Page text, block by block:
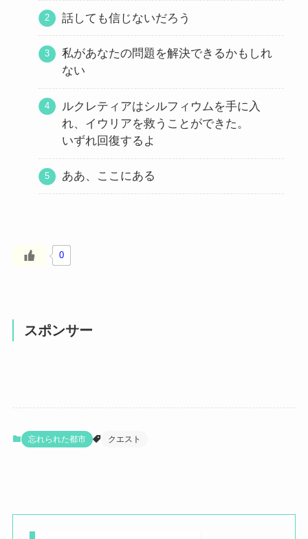
話しても信じないだろう
私があなたの問題を解決できるかもしれ
ない
ルクレティアはシルフィウムを手に入
れ、イウリアを救うことができた。
いずれ回復するよ
ああ、ここにある
0
スポンサー
忘れられた都市 クエスト